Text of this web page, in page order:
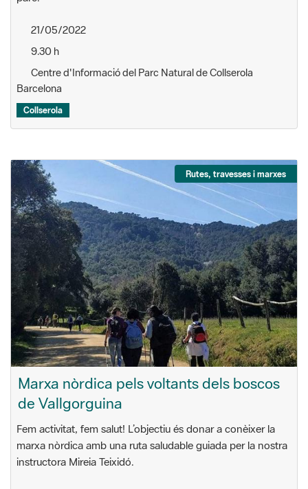
21/05/2022
9.30 h
Centre d'Informació del Parc Natural de Collserola
Barcelona
Collserola
Rutes, travesses i marxes
Marxa nòrdica pels voltants dels boscos
de Vallgorguina
Fem activitat, fem salut! L’objectiu és donar a conèixer la
marxa nòrdica amb una ruta saludable guiada per la nostra
instructora Mireia Teixidó.